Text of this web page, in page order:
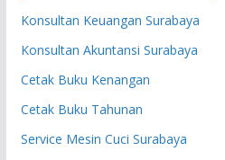
Konsultan Keuangan Surabaya
Konsultan Akuntansi Surabaya
Cetak Buku Kenangan
Cetak Buku Tahunan
Service Mesin Cuci Surabaya